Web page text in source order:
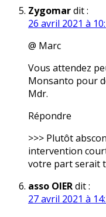
Zygomardit :
26 avril 2021 à
@ Marc
Vous attendez
Monsanto pour
Mdr.
Répondre
>>> Plutôt
intervention
votre part serait
asso OIERdit :
27 avril 2021 à